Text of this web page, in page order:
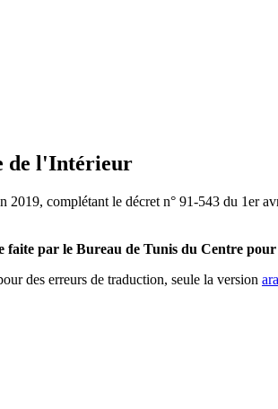
de l'Intérieur
2019, complétant le décret n° 91-543 du 1er
par le Bureau de Tunis du Centre
des erreurs de traduction, seule la version